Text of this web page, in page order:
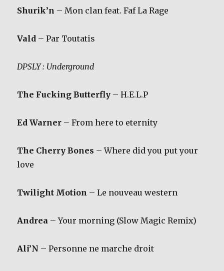
Shurik’n – Mon clan feat. Faf La Rage
Vald – Par Toutatis
DPSLY : Underground
The Fucking Butterfly – H.E.L.P
Ed Warner – From here to eternity
The Cherry Bones – Where did you put your
love
Twilight Motion – Le nouveau western
Andrea – Your morning (Slow Magic Remix)
Ali’N – Personne ne marche droit